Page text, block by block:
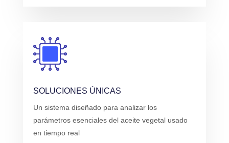
SOLUCIONES ÚNICAS
Un sistema diseñado para analizar los
parámetros esenciales del aceite vegetal usado
en tiempo real